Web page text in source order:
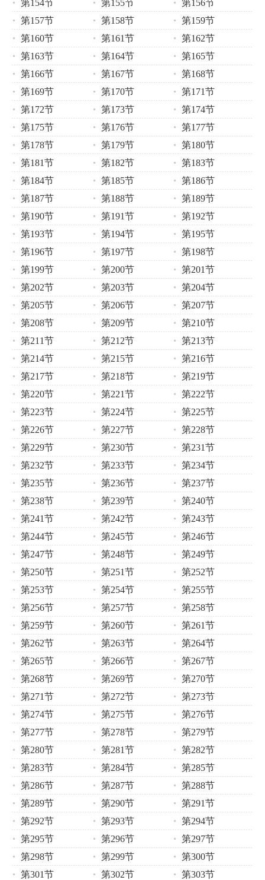
第154节 第155节
第156节
第157节
第158节
第159节
第160节
第161节
第162节
第163节
第164节
第165节
第166节
第167节
第168节
第169节
第170节
第171节
第172节
第173节
第174节
第175节
第176节
第177节
第178节
第179节
第180节
第181节
第182节
第183节
第184节
第185节
第186节
第187节
第188节
第189节
第190节
第191节
第192节
第193节
第194节
第195节
第196节
第197节
第198节
第199节
第200节
第201节
第202节
第203节
第204节
第205节
第206节
第207节
第208节
第209节
第210节
第211节
第212节
第213节
第214节
第215节
第216节
第217节
第218节
第219节
第220节
第221节
第222节
第223节
第224节
第225节
第226节
第227节
第228节
第229节
第230节
第231节
第232节
第233节
第234节
第235节
第236节
第237节
第238节
第239节
第240节
第241节
第242节
第243节
第244节
第245节
第246节
第247节
第248节
第249节
第250节
第251节
第252节
第253节
第254节
第255节
第256节
第257节
第258节
第259节
第260节
第261节
第262节
第263节
第264节
第265节
第266节
第267节
第268节
第269节
第270节
第271节
第272节
第273节
第274节
第275节
第276节
第277节
第278节
第279节
第280节
第281节
第282节
第283节
第284节
第285节
第286节
第287节
第288节
第289节
第290节
第291节
第292节
第293节
第294节
第295节
第296节
第297节
第298节
第299节
第300节
第301节
第302节
第303节